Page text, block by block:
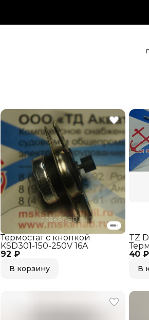
92 ₽
Термостат с кнопкой
KSD301-150-250V 16A
В корзину
40 ₽
TZ
250V
В